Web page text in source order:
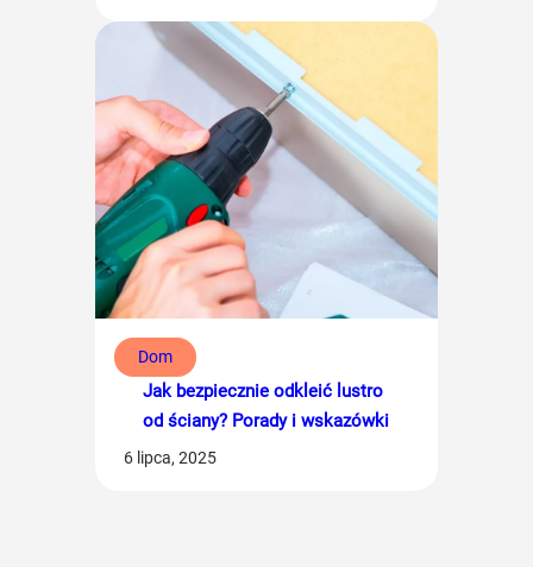
Dom
Jak bezpiecznie odkleić lustro
od ściany? Porady i wskazówki
6 lipca, 2025